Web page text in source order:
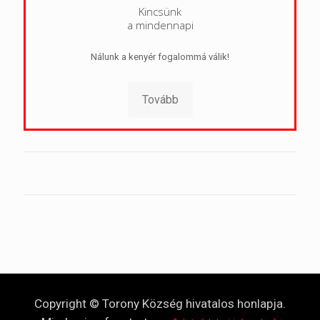
Kincsünk
a mindennapi
Nálunk a kenyér fogalommá válik!
Tovább
Copyright © Torony Község hivatalos honlapja.